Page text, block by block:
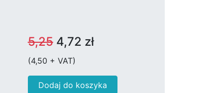
5,254,72 zł
(4,50 + VAT)
Dodaj do koszyka